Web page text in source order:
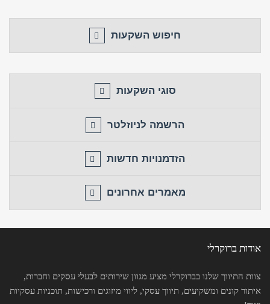
לא רשום לאתר?★ הירשם כאן! ★
חיפוש השקעות
סוגי השקעות
הרשמה לניוזלטר
הזדמנויות חדשות
מאמרים אחרונים
אודות ברוקרלי
צוות התיווך שלנו בברוקרלי מציע מגוון שירותים לבעלי עסקים וחברות,
איתור קונים ומשקיעים, תיווך עסקי, ליווי מיזוגים ורכישות, תוכניות עסקיות